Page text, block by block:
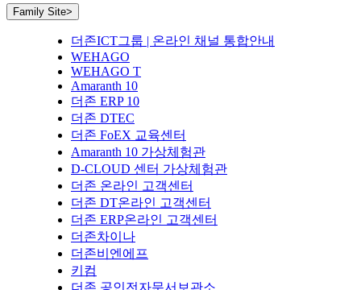
Family Site>
더존ICT그룹 | 온라인 채널 통합안내
WEHAGO
WEHAGO T
Amaranth 10
더존 ERP 10
더존 DTEC
더존 FoEX 교육센터
Amaranth 10 가상체험관
D-CLOUD 센터 가상체험관
더존 온라인 고객센터
더존 DT온라인 고객센터
더존 ERP온라인 고객센터
더존차이나
더존비엔에프
키컴
더존 공인전자문서보관소